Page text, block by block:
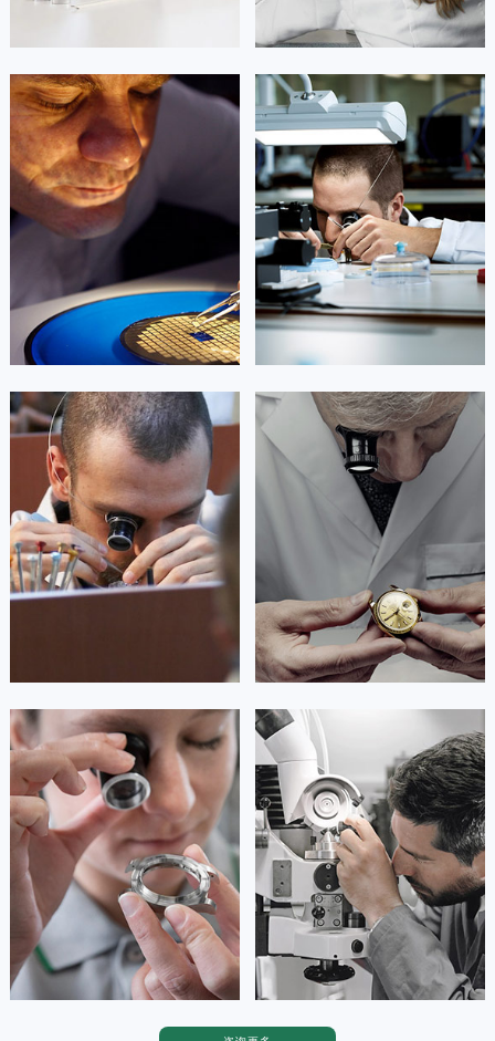
凯罗尔·切尔西
资深劳力士技师
是劳力士手表官方售后服务中心
(劳力士保养中心)
的高级技师之一
Beijing Rolex Maintain center
北京劳力士维修
达芙妮·克劳迪娅
资深劳力士技师
是劳力士手表官方售后服务中心
(劳力士保养中心)
的高级技师之一
Shanghai Rolex Maintain center
 上海劳力士维修
艾德琳·亚历桑德拉
资深劳力士技师
是劳力士手表官方售后服务中心
(劳力士保养中心)
的高级技师之一
Guangzhou Rolex Maintain center
 广州劳力士维修
艾莉森·安吉莉亚
资深劳力士技师
是劳力士手表官方售后服务中心
(劳力士保养中心)
的高级技师之一
Shenzhen Rolex Maintain center
 深圳劳力士维修
安尼塔·阿普里尔
资深劳力士技师
是劳力士手表官方售后服务中心
(劳力士保养中心)
的高级技师之一
Tianjin Rolex Maintain center
 天津劳力士维修
贝亚特·布兰奇
资深劳力士技师
是劳力士手表官方售后服务中心
(劳力士保养中心)
的高级技师之一
Nanjing Rolex Maintain center
 上海劳力士维修